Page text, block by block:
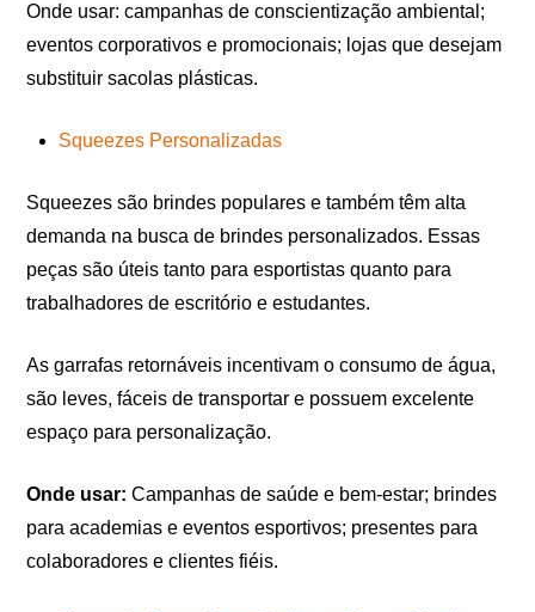
Onde usar: campanhas de conscientização ambiental;
eventos corporativos e promocionais; lojas que desejam
substituir sacolas plásticas.
Squeezes Personalizadas
Squeezes são brindes populares e também têm alta
demanda na busca de brindes personalizados. Essas
peças são úteis tanto para esportistas quanto para
trabalhadores de escritório e estudantes.
As garrafas retornáveis incentivam o consumo de água,
são leves, fáceis de transportar e possuem excelente
espaço para personalização.
Onde usar: Campanhas de saúde e bem-estar; brindes
para academias e eventos esportivos; presentes para
colaboradores e clientes fiéis.